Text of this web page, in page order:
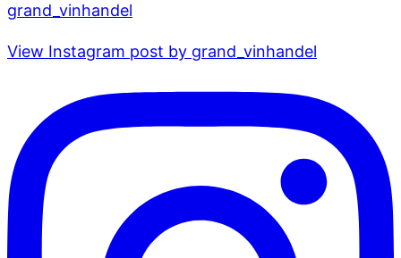
grand_vinhandel
View Instagram post by grand_vinhandel